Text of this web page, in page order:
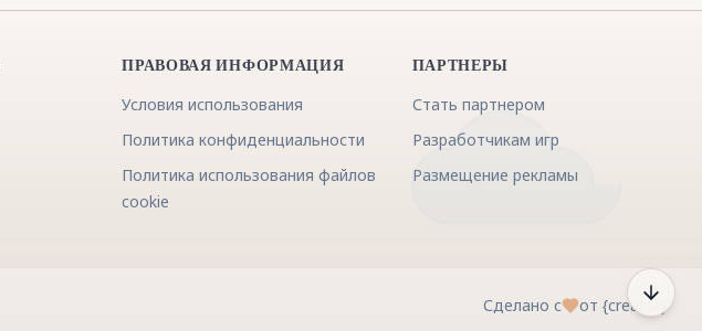
ПРАВОВАЯ ИНФОРМАЦИЯ
Условия использования
Политика конфиденциальности
Политика использования файлов
cookie
ПАРТНЕРЫ
Стать партнером
Разработчикам игр
Размещение рекламы
Сделано с от {creator}